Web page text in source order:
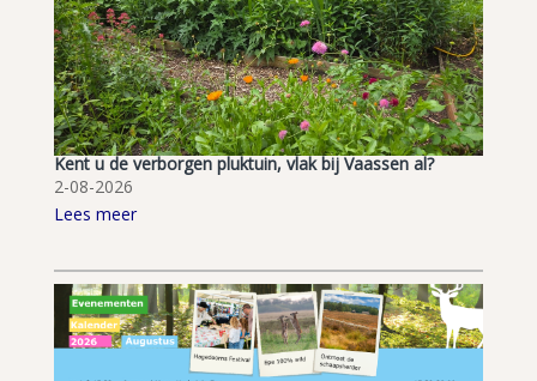
Kent u de verborgen pluktuin, vlak bij Vaassen al?
2-08-2026
Lees meer